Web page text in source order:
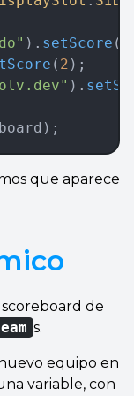
). setScore (
( 2 );
).
que aparece
de
s.
equipo en
variable, con